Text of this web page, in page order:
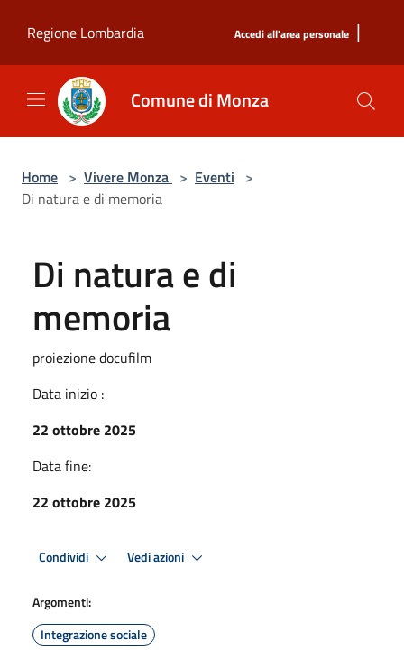
Regione Lombardia
Accedi all'area personale |
Comune di Monza
Home > Vivere Monza > Eventi >
Di natura e di memoria
Di natura e di
memoria
proiezione docufilm
Data inizio :
22 ottobre 2025
Data fine:
22 ottobre 2025
Condividi Vedi azioni
Argomenti:
Integrazione sociale